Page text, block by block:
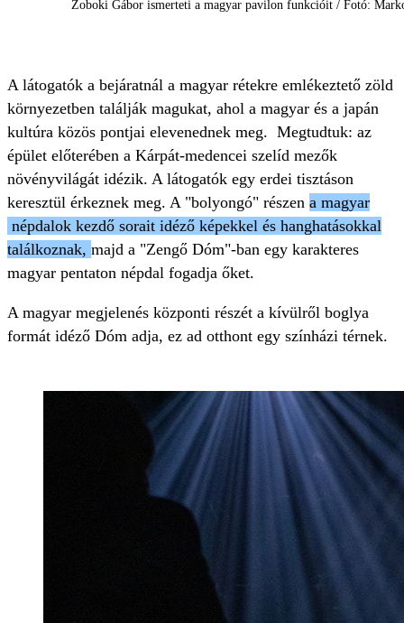
Zoboki Gábor ismerteti a magyar pavilon funkcióit / Fotó:
A látogatók a bejáratnál a magyar rétekre emlékeztető zöld
környezetben találják magukat, ahol a magyar és a japán
kultúra közös pontjai elevenednek meg. Megtudtuk: az
épület előterében a Kárpát-medencei szelíd mezők
növényvilágát idézik. A látogatók egy erdei tisztáson
keresztül érkeznek meg. A "bolyongó" részen a magyar
népdalok kezdő sorait idéző képekkel és hanghatásokkal
találkoznak, majd a "Zengő Dóm"-ban egy karakteres
magyar pentaton népdal fogadja őket.
A magyar megjelenés központi részét a kívülről boglya
formát idéző Dóm adja, ez ad otthont egy színházi térnek.